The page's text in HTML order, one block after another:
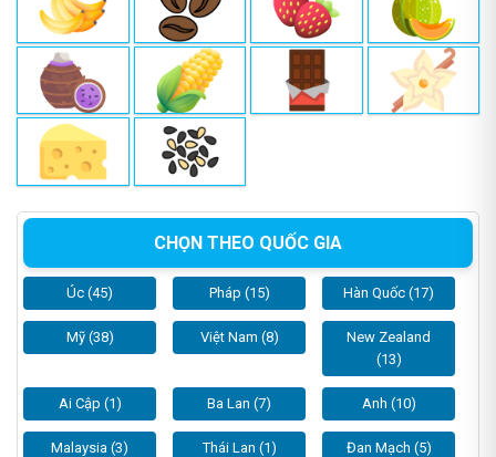
CHỌN THEO QUỐC GIA
Úc (45) Pháp (15) Hàn Quốc (17)
Mỹ (38) Việt Nam (8)
New Zealand
(13)
Ai Cập (1) Ba Lan (7) Anh (10)
Malaysia (3) Thái Lan (1) Đan Mạch (5)